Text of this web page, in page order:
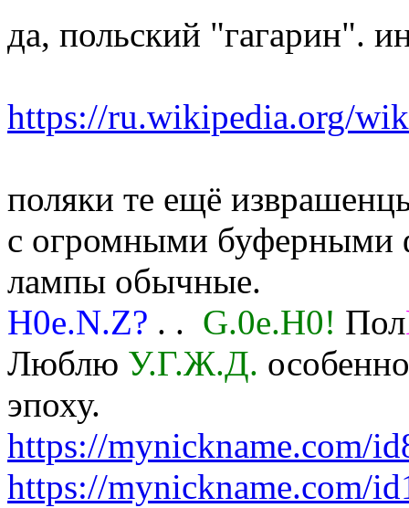
да, польский "гагарин".
https://ru.wikipedia.org/
поляки те ещё
с огромными буферными
лампы обычные.
H0e.N.Z? . . G.0e.H0! Пол
Люблю У.Г.Ж.Д.
эпоху.
https://mynickname.com/
https://mynickname.com/